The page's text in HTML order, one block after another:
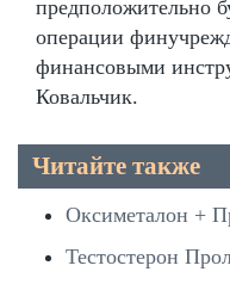
предположительно
операции
финансовыми
Ковальчик.
Читайте также
Оксиметалон +
Тестостерон